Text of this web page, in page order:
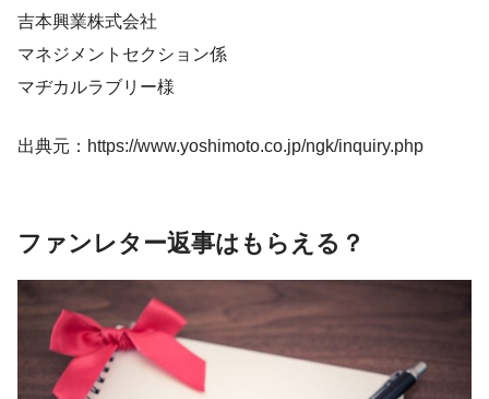
吉本興業株式会社
マネジメントセクション係
マヂカルラブリー様
出典元：https://www.yoshimoto.co.jp/ngk/inquiry.php
ファンレター返事はもらえる？